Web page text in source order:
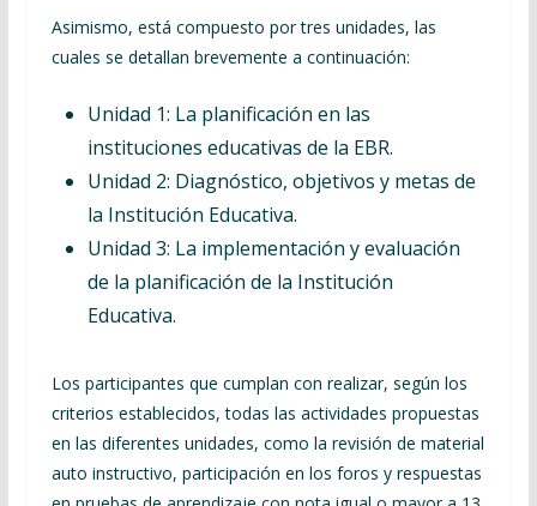
Asimismo, está compuesto por tres unidades, las
cuales se detallan brevemente a continuación:
Unidad 1: La planificación en las
instituciones educativas de la EBR.
Unidad 2: Diagnóstico, objetivos y metas de
la Institución Educativa.
Unidad 3: La implementación y evaluación
de la planificación de la Institución
Educativa.
Los participantes que cumplan con realizar, según los
criterios establecidos, todas las actividades propuestas
en las diferentes unidades, como la revisión de material
auto instructivo, participación en los foros y respuestas